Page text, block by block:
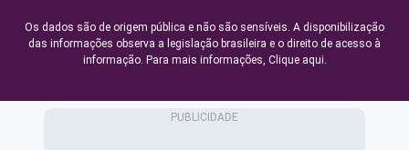
Os dados são de origem pública e não são sensíveis. A disponibilização
das informações observa a legislação brasileira e o direito de acesso à
informação. Para mais informações, Clique aqui.